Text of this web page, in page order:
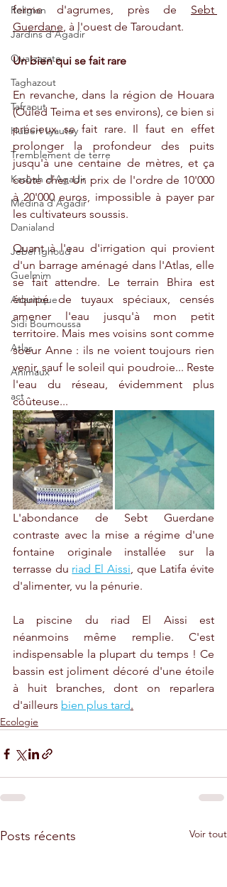
Religion
Jardins d'Agadir
Ouarzazate
Taghazout
Tafraout
Hubert Lyautey
Tremblement de terre
Kasbah d'Agadir
Médina d'Agadir
Danialand
Jebel Ighoud
Guelmim
Atlantique
Sidi Boumoussa
Atlas
Animaux
act
ferme d'agrumes, près de Sebt
Guerdane, à l'ouest de Taroudant.
Un bien qui se fait rare
En revanche, dans la région de Houara
(Ouled Teima et ses environs), ce bien si
précieux se fait rare. Il faut en effet
prolonger la profondeur des puits
jusqu'à une centaine de mètres, et ça
coûte cher. Un prix de l'ordre de 10'000
à 20'000 euros, impossible à payer par
les cultivateurs soussis.
Quant à l'eau d'irrigation qui provient
d'un barrage aménagé dans l'Atlas, elle
se fait attendre. Le terrain Bhira est
équipé de tuyaux spéciaux, censés
amener l'eau jusqu'à mon petit
territoire. Mais mes voisins sont comme
soeur Anne : ils ne voient toujours rien
venir, sauf le soleil qui poudroie... Reste
l'eau du réseau, évidemment plus
coûteuse...
L'abondance de Sebt Guerdane
contraste avec la mise a régime d'une
fontaine originale installée sur la
terrasse du riad El Aissi, que Latifa évite
d'alimenter, vu la pénurie.
La piscine du riad El Aissi est
néanmoins même remplie. C'est
indispensable la plupart du temps ! Ce
bassin est joliment décoré d'une étoile
à huit branches, dont on reparlera
d'ailleurs bien plus tard.
Ecologie
Posts récents Voir tout